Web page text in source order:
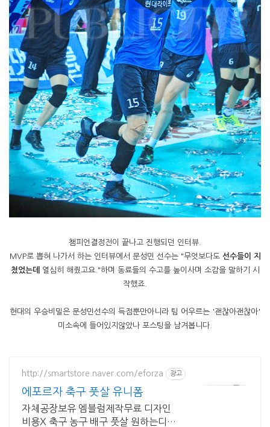
챔피언결정전이 끝나고 진행되던 인터뷰.
MVP로 뽑혀 나가서 하는 인터뷰에서 문성민 선수는 "무엇보다도선수들이 지
쳤었는데
열심히 해줬고요."하며 동료들의 수고를 높이사며 소감을 말하기 시
작했죠.
현대의 우승비밀은 문성민선수의 득점뿐만아니라 팀 어우르는 '괜찮아괜찮아'
미소속에 들어있지않았나 포스팅을 남겨봅니다.
http://smartstore.naver.com/eforza 광고
에포르자 축구 풋살 유니폼
자체공장보유 엠블럼제작무료 디자인
비용X 축구 농구 배구 풋살 원하는디자